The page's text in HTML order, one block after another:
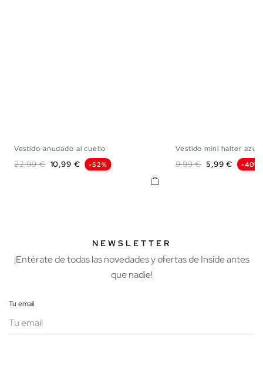
Vestido anudado al cuello
Precio base
22,99 € Precio
10,99 € -52%
Vestido mini halter azul
Precio base
9,99 € Precio
5,99 € -40%
NEWSLETTER
¡Entérate de todas las novedades y ofertas de Inside antes
que nadie!
Tu email